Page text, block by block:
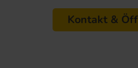
Kontakt &